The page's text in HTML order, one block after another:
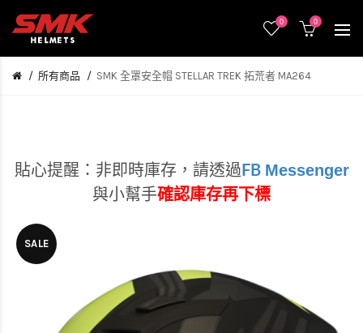
0 0
所有商品 SMK 全罩安全帽 STELLAR TREK 拓荒者 MA264
貼心提醒：非即時庫存， 請透過 FB Messenger
與小幫手確認庫存再下標
SALE